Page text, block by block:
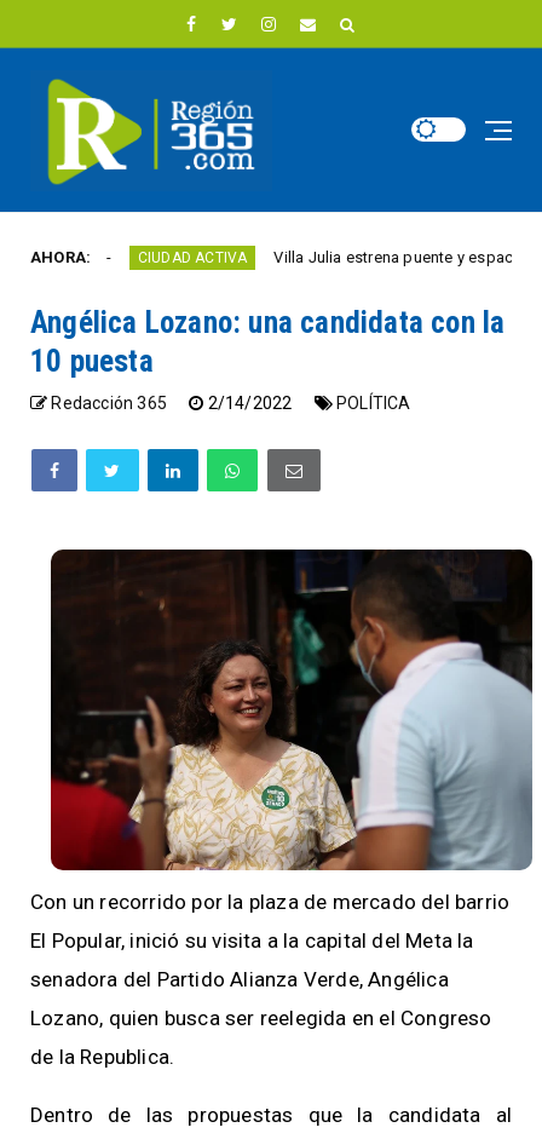
AHORA:CIUDAD ACTIVA Villa Julia estrena puente y espacios
Angélica Lozano: una candidata con la
10 puesta
Redacción 365 2/14/2022 POLÍTICA
Con un recorrido por la plaza de mercado del barrio
El Popular, inició su visita a la capital del Meta la
senadora del Partido Alianza Verde, Angélica
Lozano, quien busca ser reelegida en el Congreso
de la Republica.
Dentro de las propuestas que la candidata al